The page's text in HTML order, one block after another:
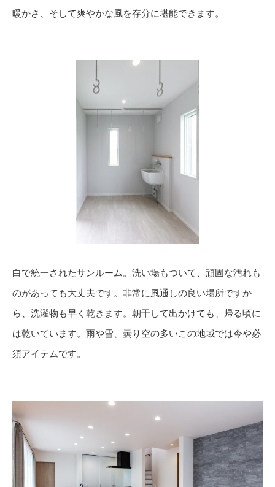
暖かさ、そして爽やかな風を存分に堪能できます。
白で統一されたサンルーム。洗い場もついて、頑固な汚れも
のがあっても大丈夫です。非常に風通しの良い場所ですか
ら、洗濯物も早く乾きます。朝干して出かけても、帰る頃に
は乾いています。雨や雪、曇り空の多いこの地域では今や必
須アイテムです。